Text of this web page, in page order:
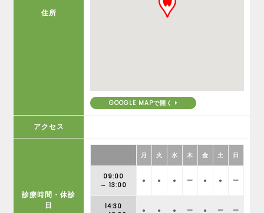
住所
GOOGLE MAPで開く
アクセス
診療時間・休診
日
月 火 水 木 金 土 日
09:00
～ 13:00
● ● ● ー ● ● ー
14:30
● ● ● ー ● ー ー